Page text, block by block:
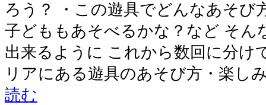
ろう？ ・この遊具でどんなあそび
子どももあそべるかな？など そん
出来るように これから数回に分け
リアにある遊具のあそび方・楽し
読む